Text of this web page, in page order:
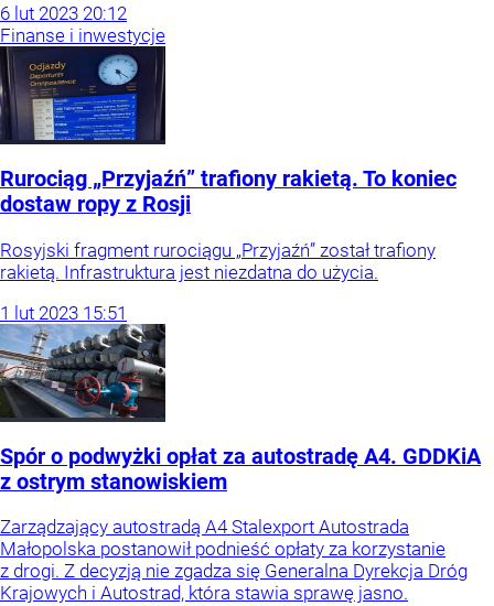
6 lut 2023 20:12
Finanse i inwestycje
Rurociąg „Przyjaźń” trafiony rakietą. To koniec
dostaw ropy z Rosji
Rosyjski fragment rurociągu „Przyjaźń” został trafiony
rakietą. Infrastruktura jest niezdatna do użycia.
1 lut 2023 15:51
Spór o podwyżki opłat za autostradę A4. GDDKiA
z ostrym stanowiskiem
Zarządzający autostradą A4 Stalexport Autostrada
Małopolska postanowił podnieść opłaty za korzystanie
z drogi. Z decyzją nie zgadza się Generalna Dyrekcja Dróg
Krajowych i Autostrad, która stawia sprawę jasno.